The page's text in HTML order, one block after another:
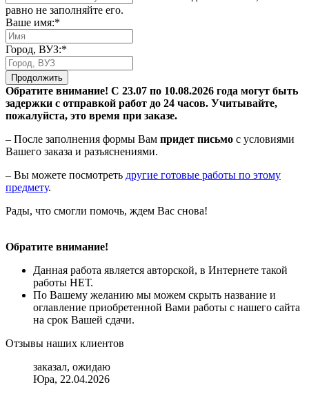
равно не заполняйте его.
Ваше имя:*
Город, ВУЗ:*
Продолжить
Обратите внимание! С 23.07 по 10.08.2026 года могут быть
задержки с отправкой работ до 24 часов. Учитывайте,
пожалуйста, это время при заказе.
– После заполнения формы Вам придет письмо с условиями
Вашего заказа и разъяснениями.
– Вы можете посмотреть другие готовые работы по этому
предмету.
Рады, что смогли помочь, ждем Вас снова!
Обратите внимание!
Данная работа является авторской, в Интернете такой
работы НЕТ.
По Вашему желанию мы можем скрыть название и
оглавление приобретенной Вами работы с нашего сайта
на срок Вашей сдачи.
Отзывы наших клиентов
заказал, ожидаю
Юра, 22.04.2026